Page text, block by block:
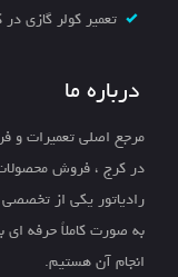
تعمیر کولر گازی
درباره ما
مرجع اصلی تعمیرات و
در کرج ، فروش
رادیاتور یکی از
به صورت کاملاً حرفه
انجام آن هستیم.